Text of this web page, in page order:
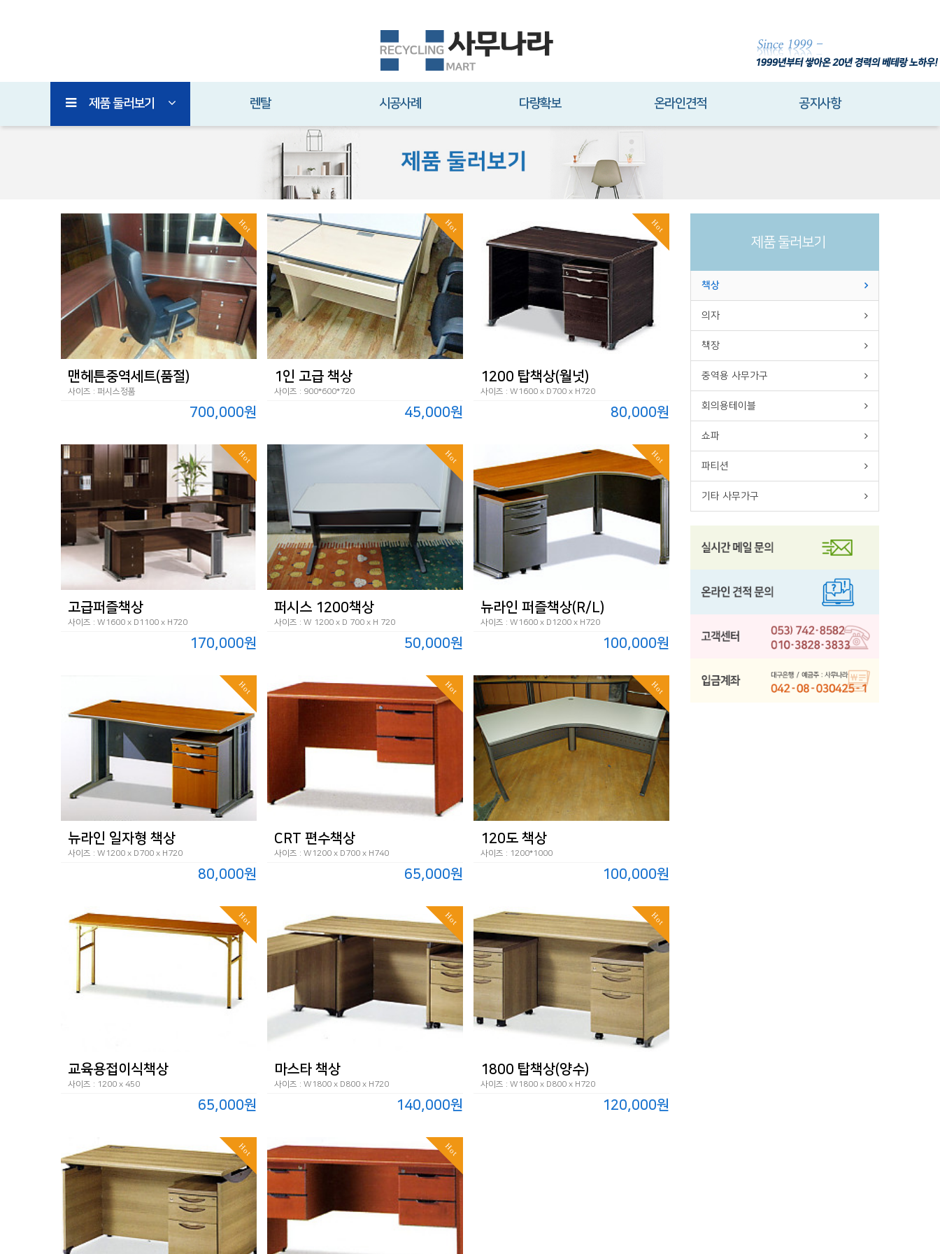
제품 둘러보기 렌탈 시공사례 다량확보 온라인견적 공지사항
Hot
맨헤튼중역세트(품절)
사이즈 : 퍼시스정품
700,000원
Hot
1인 고급 책상
사이즈 : 900*600*720
45,000원
Hot
1200 탑책상(월넛)
사이즈 : W1600 x D700 x H720
80,000원
Hot
고급퍼즐책상
사이즈 : W1600 x D1100 x H720
170,000원
Hot
퍼시스 1200책상
사이즈 : W 1200 x D 700 x H 720
50,000원
Hot
뉴라인 퍼즐책상(R/L)
사이즈 : W1600 x D1200 x H720
100,000원
Hot
뉴라인 일자형 책상
사이즈 : W1200 x D700 x H720
80,000원
Hot
CRT 편수책상
사이즈 : W1200 x D700 x H740
65,000원
Hot
120도 책상
사이즈 : 1200*1000
100,000원
Hot
교육용접이식책상
사이즈 : 1200 x 450
65,000원
Hot
마스타 책상
사이즈 : W1800 x D800 x H720
140,000원
Hot
1800 탑책상(양수)
사이즈 : W1800 x D800 x H720
120,000원
Hot Hot
제품 둘러보기
책상
의자
책장
중역용 사무가구
회의용테이블
쇼파
파티션
기타 사무가구